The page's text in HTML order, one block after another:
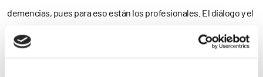
demencias, pues para eso están los profesionales. El diálogo y el
asesoramiento serán fundamentales en la toma de las
decisiones pertinentes ante todos y cada uno de los problemas